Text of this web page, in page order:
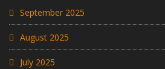
September 2025
August 2025
July 2025